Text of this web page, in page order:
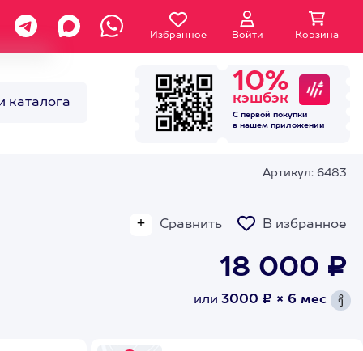
Избранное Войти Корзина
каталога
10%
кэшбэк
С первой покупки
в нашем приложении
Артикул: 6483
Сравнить В избранное
18 000 ₽
или 3000 ₽ × 6 мес